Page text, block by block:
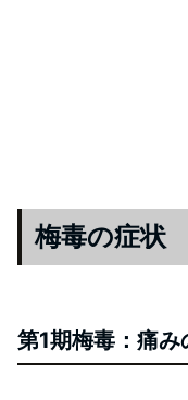
梅毒の症状
第1期梅毒：痛み